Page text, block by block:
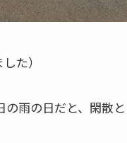
た）
雨の日だと、閑散と